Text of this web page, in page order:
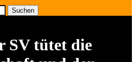
Suchen
SV tütet die